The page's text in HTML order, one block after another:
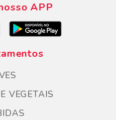
APP
VEGETAIS